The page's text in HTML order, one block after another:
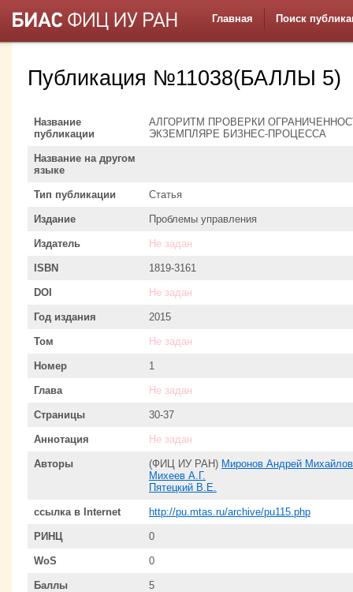
Главная Поиск
Публикация №11038(БАЛЛЫ 5)
Название
публикации
АЛГОРИТМ ПРОВЕРКИ
ЭКЗЕМПЛЯРЕ БИЗНЕС-ПРОЦЕССА
Название на другом
языке
Тип публикации Статья
Издание Проблемы управления
Издатель Не задан
ISBN 1819-3161
DOI Не задан
Год издания 2015
Том Не задан
Номер 1
Глава Не задан
Страницы 30-37
Аннотация Не задан
Авторы (ФИЦ ИУ РАН) Миронов Андрей
Михеев А.Г.
Пятецкий В.Е.
ссылка в Internet http://pu.mtas.ru/archive/pu115.php
РИНЦ 0
WoS 0
Баллы 5